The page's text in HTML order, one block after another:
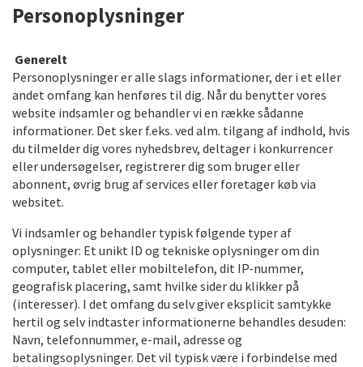
Personoplysninger
Generelt
Personoplysninger er alle slags informationer, der i et eller
andet omfang kan henføres til dig. Når du benytter vores
website indsamler og behandler vi en række sådanne
informationer. Det sker f.eks. ved alm. tilgang af indhold, hvis
du tilmelder dig vores nyhedsbrev, deltager i konkurrencer
eller undersøgelser, registrerer dig som bruger eller
abonnent, øvrig brug af services eller foretager køb via
websitet.
Vi indsamler og behandler typisk følgende typer af
oplysninger: Et unikt ID og tekniske oplysninger om din
computer, tablet eller mobiltelefon, dit IP-nummer,
geografisk placering, samt hvilke sider du klikker på
(interesser). I det omfang du selv giver eksplicit samtykke
hertil og selv indtaster informationerne behandles desuden:
Navn, telefonnummer, e-mail, adresse og
betalingsoplysninger. Det vil typisk være i forbindelse med